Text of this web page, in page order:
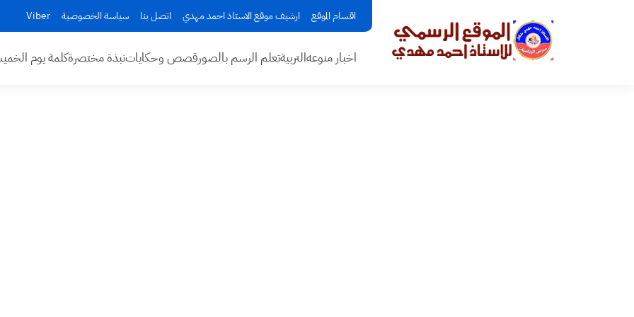
اقسام الموقع ارشيف موقع الاستاذ احمد مهدي اتصل بنا سياسة الخصوصية Viber
اخبار منوعهالتربيةتعلم الرسم بالصورقصص وحكاياتنبذة مختصرةكلمة يوم